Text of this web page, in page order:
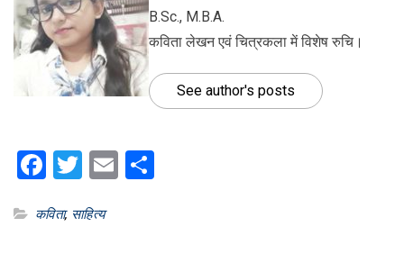
B.Sc., M.B.A.
कविता लेखन एवं चित्रकला में विशेष रुचि।
See author's posts
Facebook
Twitter
Email
कविता, साहित्य